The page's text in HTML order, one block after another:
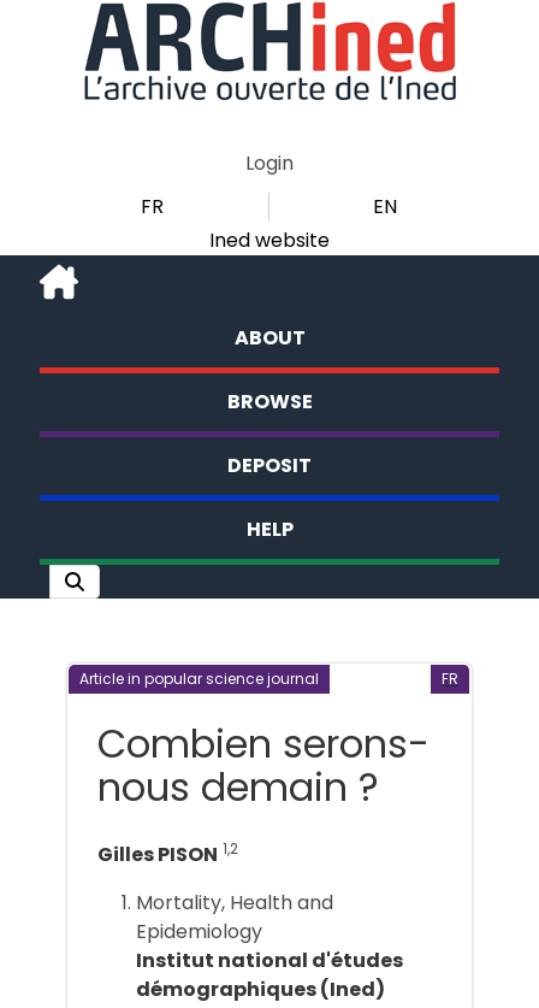
Login
FR
EN
Ined website
ABOUT
BROWSE
DEPOSIT
HELP
Article in popular science journal FR
Combien serons-
nous demain ?
Gilles PISON 1,2
Mortality, Health and
Epidemiology
Institut national d'études
démographiques (Ined)